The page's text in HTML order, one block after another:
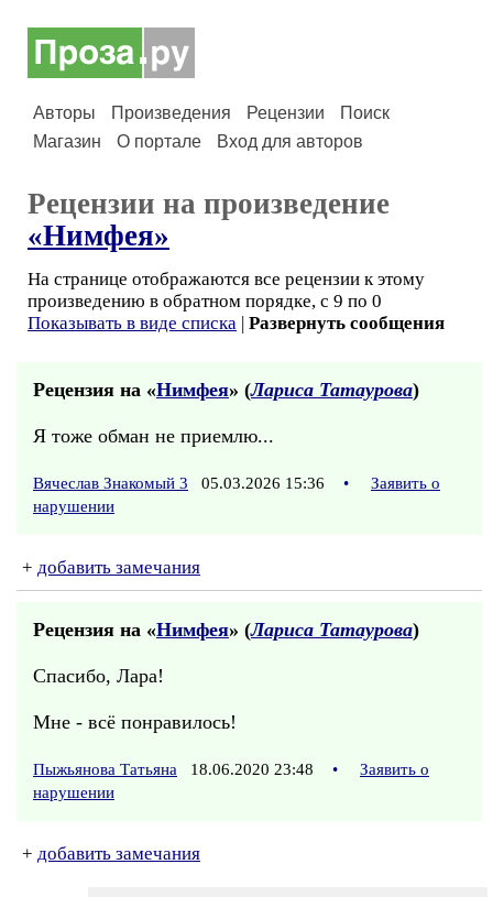
Авторы Произведения Рецензии
Поиск
Магазин
О портале Вход для авторов
Рецензии на произведение
«Нимфея»
На странице отображаются все рецензии к этому
произведению в обратном порядке, с 9 по 0
Показывать в виде списка | Развернуть сообщения
Рецензия на «Нимфея» (Лариса Татаурова)
Я тоже обман не приемлю...
Вячеслав Знакомый 3 05.03.2026 15:36 •
Заявить о
нарушении
+ добавить замечания
Рецензия на «Нимфея» (Лариса Татаурова)
Спасибо, Лара!
Мне - всё понравилось!
Пыжьянова Татьяна 18.06.2020 23:48 •
Заявить о
нарушении
+ добавить замечания